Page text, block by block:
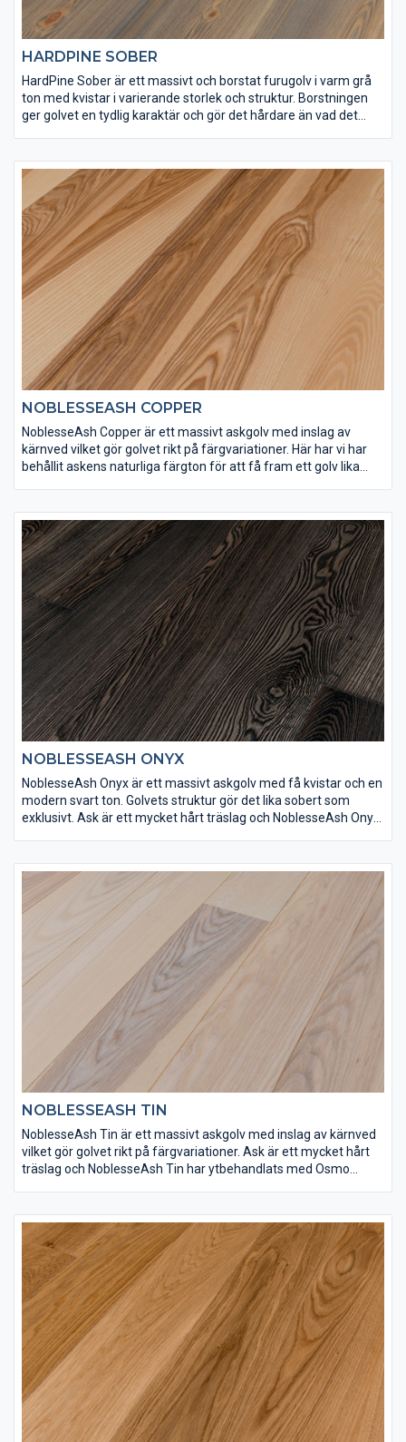
HARDPINE SOBER
HardPine Sober är ett massivt och borstat furugolv i varm grå
ton med kvistar i varierande storlek och struktur. Borstningen
ger golvet en tydlig karaktär och gör det hårdare än vad det
att få rätt finish och slitstyrka. Det här är ett golv som är
lämpligt både för tuff hemmiljö och offentliga lokaler.
NOBLESSEASH COPPER
NoblesseAsh Copper är ett massivt askgolv med inslag av
kärnved vilket gör golvet rikt på färgvariationer. Här har vi har
behållit askens naturliga färgton för att få fram ett golv lika
matt hårdvaxolja 3062 för att få rätt slitstyrka.
NOBLESSEASH ONYX
NoblesseAsh Onyx är ett massivt askgolv med få kvistar och en
modern svart ton. Golvets struktur gör det lika sobert som
exklusivt. Ask är ett mycket hårt träslag och NoblesseAsh Onyx
NOBLESSEASH TIN
NoblesseAsh Tin är ett massivt askgolv med inslag av kärnved
vilket gör golvet rikt på färgvariationer. Ask är ett mycket hårt
träslag och NoblesseAsh Tin har ytbehandlats med Osmo